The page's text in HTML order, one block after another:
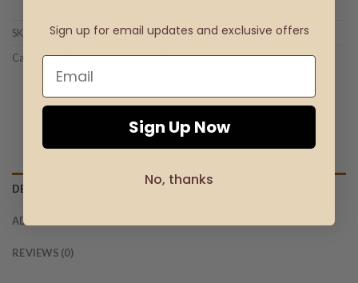
SKU:
Product Code: 20890-1
Categories:Kujdesi për fytyrën - LR,Produkte të kufizuara
DESCRIPTION
ADDITIONAL INFORMATION
REVIEWS (0)
Sign up for email updates and exclusive offers
Sign Up Now
No, thanks